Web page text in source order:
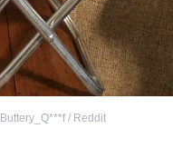
Buttery_Q***f / Reddit